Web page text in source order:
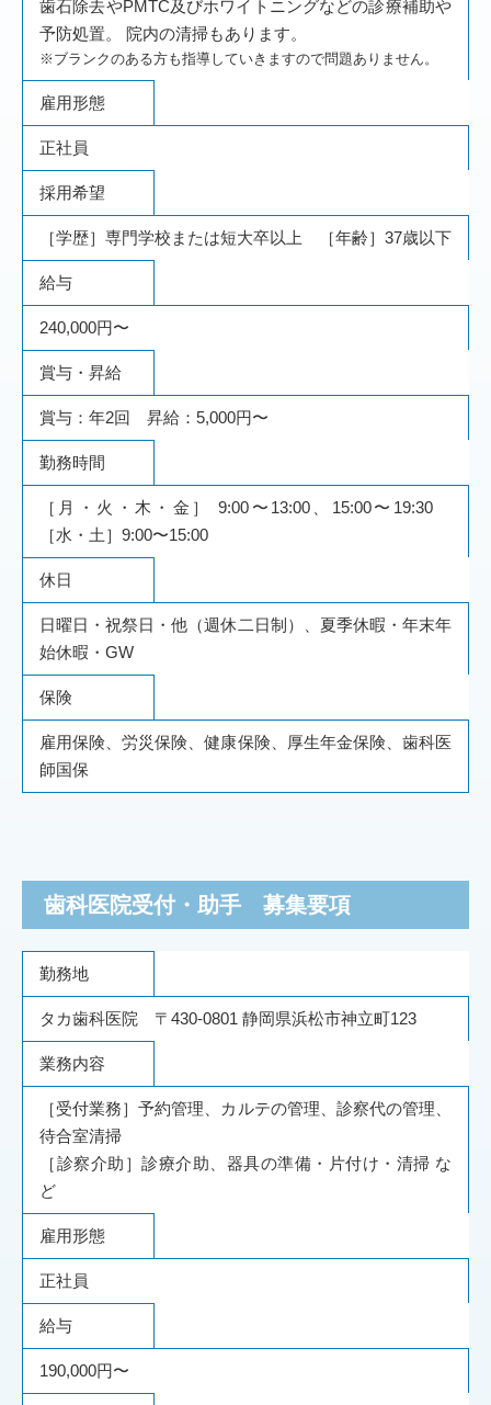
歯石除去やPMTC及びホワイトニングなどの診療補助や
予防処置。 院内の清掃もあります。
※ブランクのある方も指導していきますので問題ありません。
雇用形態
正社員
採用希望
［学歴］専門学校または短大卒以上 ［年齢］37歳以下
給与
240,000円〜
賞与・昇給
賞与：年2回 昇給：5,000円〜
勤務時間
［月・火・木・金］ 9:00〜13:00、15:00〜19:30
［水・土］9:00〜15:00
休日
日曜日・祝祭日・他（週休二日制）、夏季休暇・年末年
始休暇・GW
保険
雇用保険、労災保険、健康保険、厚生年金保険、歯科医
師国保
歯科医院受付・助手 募集要項
勤務地
タカ歯科医院 〒430-0801 静岡県浜松市神立町123
業務内容
［受付業務］予約管理、カルテの管理、診察代の管理、
待合室清掃
［診察介助］診療介助、器具の準備・片付け・清掃 な
ど
雇用形態
正社員
給与
190,000円〜